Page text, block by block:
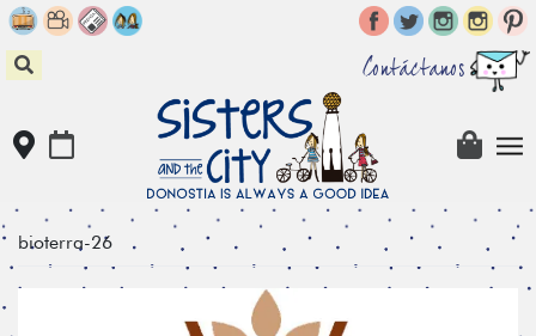
Skip
to
content
Contáctanos
bioterra-26